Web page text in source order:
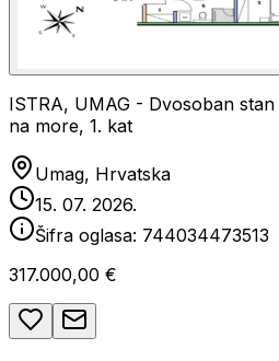
ISTRA, UMAG - Dvosoban
na more, 1. kat
Umag, Hrvatska
15. 07. 2026.
Šifra oglasa: 744034473513
317.000,00 €